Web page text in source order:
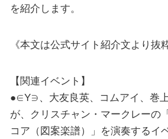
を紹介します。
《本文は公式サイト紹介文より抜
【関連イベント】
●∈Y∋、大友良英、コムアイ、巻
が、クリスチャン・マークレーの
コア（図案楽譜）」を演奏するイ